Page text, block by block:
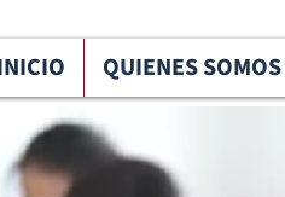
QUIENES SOMOS